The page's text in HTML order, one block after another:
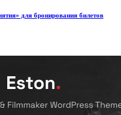
для бронирования билетов